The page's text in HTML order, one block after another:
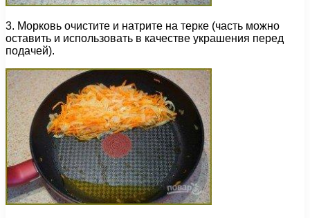
3. Морковь очистите и натрите на терке (часть можно
оставить и использовать в качестве украшения перед
подачей).